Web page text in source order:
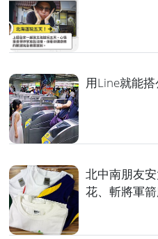
用Line就能
北中南朋友
花、斬將軍